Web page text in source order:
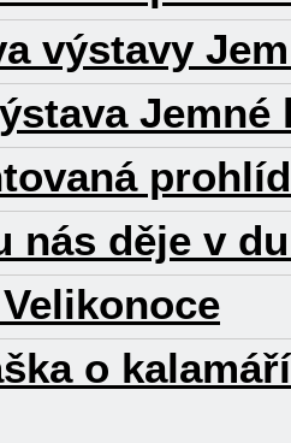
výstavy
nás děje v
o